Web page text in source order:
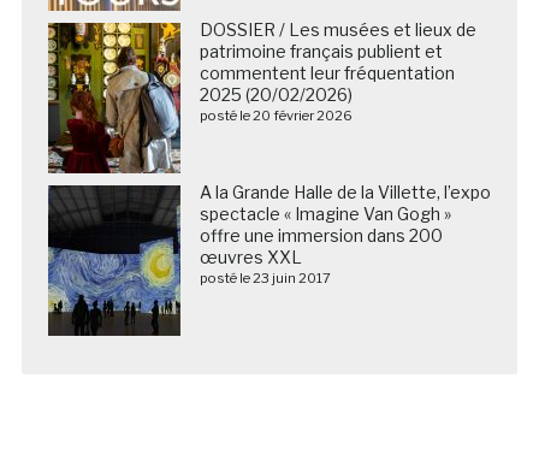
DOSSIER / Les musées et lieux de
patrimoine français publient et
commentent leur fréquentation
2025 (20/02/2026)
posté le 20 février 2026
A la Grande Halle de la Villette, l’expo
spectacle « Imagine Van Gogh »
offre une immersion dans 200
œuvres XXL
posté le 23 juin 2017